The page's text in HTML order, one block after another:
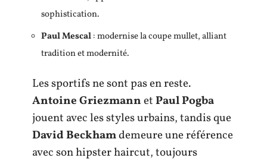
sophistication.
Paul Mescal: modernise la coupe mullet, alliant
tradition et modernité.
Les sportifs ne sont pas en reste.
Antoine GriezmannetPaul Pogba
jouent avec les styles urbains, tandis que
David Beckhamdemeure une référence
avec son hipster haircut, toujours